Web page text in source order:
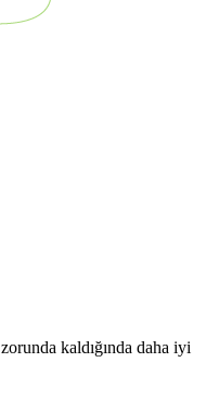
kaldığında daha iyi